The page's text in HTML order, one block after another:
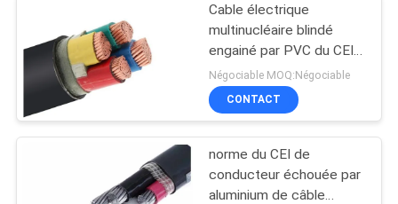
POLITIQUE
DE
CONFIDENTIALITÉ
Conducteur nu
Cable électrique
multinucléaire blindé
engainé par PVC du CEI
60228 du CEI 60502
4x240mm2
Négociable MOQ:Négociable
CONTACT
norme du CEI de
conducteur échouée par
aluminium de câble